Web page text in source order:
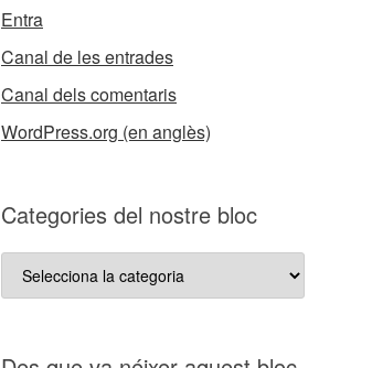
Entra
Canal de les entrades
Canal dels comentaris
WordPress.org (en anglès)
Categories del nostre bloc
Categories
del